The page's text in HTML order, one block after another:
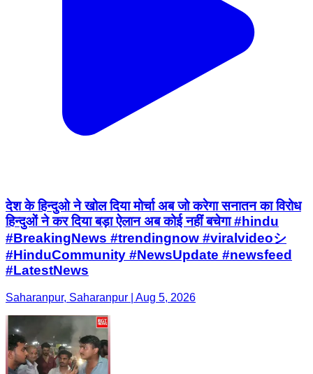
देश के हिन्दुओ ने खोल दिया मोर्चा अब जो करेगा सनातन का विरोध
हिन्दुओं ने कर दिया बड़ा ऐलान अब कोई नहीं बचेगा #hindu
#BreakingNews #trendingnow #viralvideoシ
#HinduCommunity #NewsUpdate #newsfeed
#LatestNews
Saharanpur, Saharanpur | Aug 5, 2026